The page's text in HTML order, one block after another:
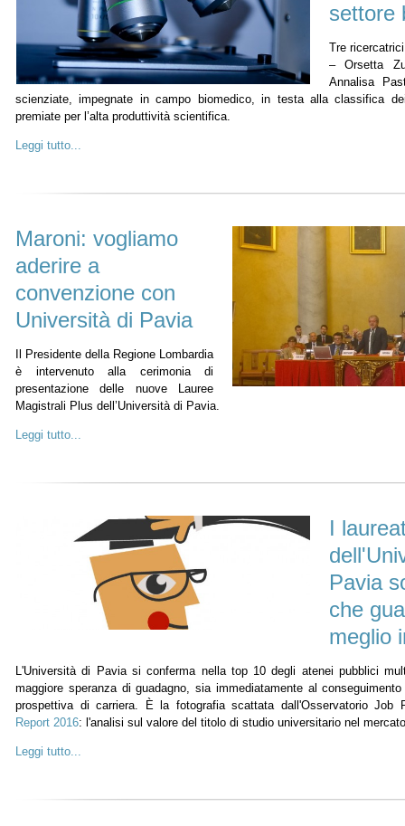
settore
Tre
– Orsetta
Annalisa
scienziate, impegnate in campo biomedico, in testa alla classifica
premiate per l’alta produttività scientifica.
Leggi tutto...
Maroni: vogliamo
aderire a
convenzione con
Università di Pavia
Il Presidente della Regione Lombardia
è intervenuto alla cerimonia di
presentazione delle nuove Lauree
Magistrali Plus dell’Università di Pavia.
Leggi tutto...
I
Pavia
che
meglio
L'Università di Pavia si conferma nella top 10 degli atenei pubblici
maggiore speranza di guadagno, sia immediatamente al
prospettiva di carriera. È la fotografia scattata dall'Osservatorio Job
Report 2016: l'analisi sul valore del titolo di studio universitario nel
Leggi tutto...